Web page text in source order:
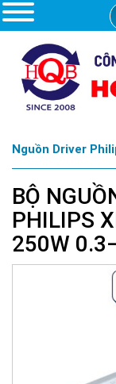
Nguồn Driver
BỘ
PHILIPS
250W